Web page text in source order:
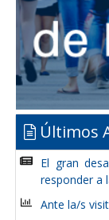
Últimos
El gran
responder a
Ante la/s